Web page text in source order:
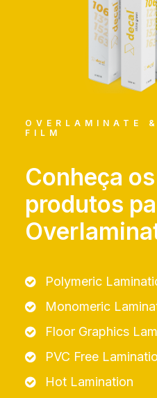
OVERLAMINATE
FILM
Conheça
produtos
Polymeric
Monomeric
Floor Graphics
PVC Free
Hot Lamination